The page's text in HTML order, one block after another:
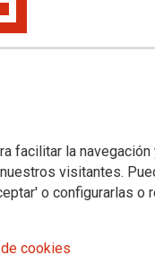
facilitar la navegación
visitantes.
o configurarlas o
cookies